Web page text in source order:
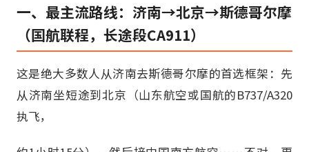
一、最主流路线：济南→北京→斯德哥尔摩
（国航联程，长途段CA911）
这是绝大多数人从济南去斯德哥尔摩的首选框架：先
从济南坐短途到北京（山东航空或国航的B737/A320
执飞，